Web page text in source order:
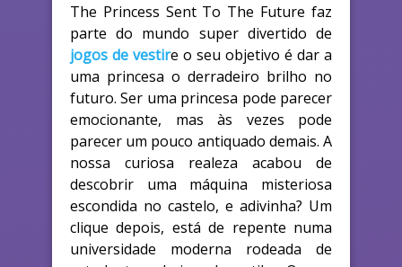
The Princess Sent To The Future faz
parte do mundo super divertido de
jogos de vestire o seu objetivo é dar a
uma princesa o derradeiro brilho no
futuro. Ser uma princesa pode parecer
emocionante, mas às vezes pode
parecer um pouco antiquado demais. A
nossa curiosa realeza acabou de
descobrir uma máquina misteriosa
escondida no castelo, e adivinha? Um
clique depois, está de repente numa
universidade moderna rodeada de